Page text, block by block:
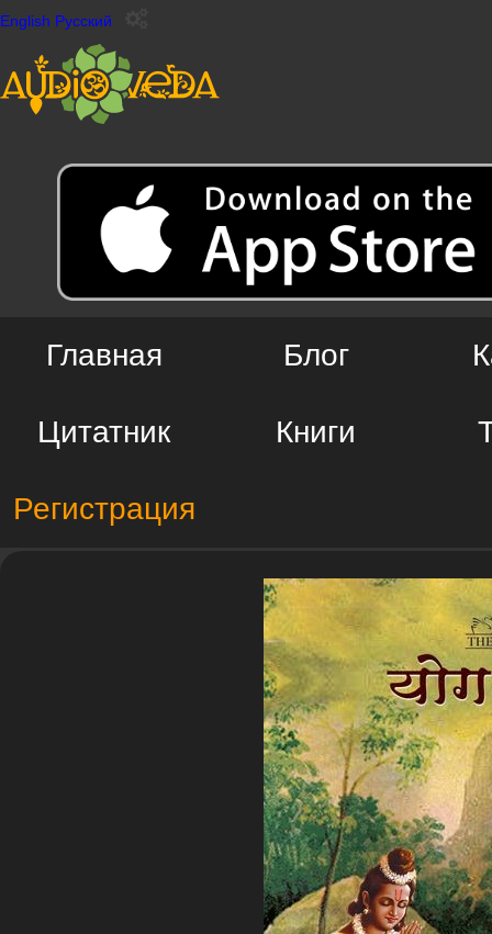
English Русский
Главная Блог
Цитатник Книги
Регистрация